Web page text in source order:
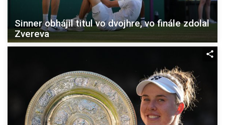
Sinner obhájil titul vo dvojhre, vo finále zdolal
Zvereva